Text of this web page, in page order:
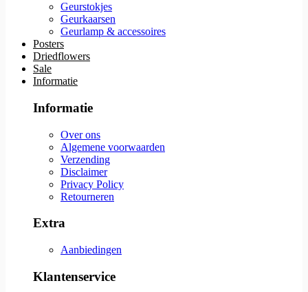
Geurstokjes
Geurkaarsen
Geurlamp & accessoires
Posters
Driedflowers
Sale
Informatie
Informatie
Over ons
Algemene voorwaarden
Verzending
Disclaimer
Privacy Policy
Retourneren
Extra
Aanbiedingen
Klantenservice